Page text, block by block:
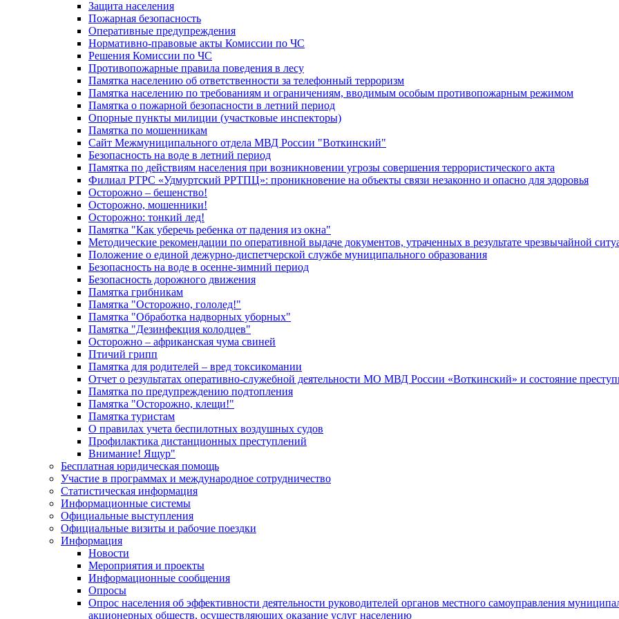
Защита населения
Пожарная безопасность
Оперативные предупреждения
Нормативно-правовые акты Комиссии по ЧС
Решения Комиссии по ЧС
Противопожарные правила поведения в лесу
Памятка населению об ответственности за телефонный терроризм
Памятка населению по требованиям и ограничениям, вводимым особым противопожарным режимом
Памятка о пожарной безопасности в летний период
Опорные пункты милиции (участковые инспекторы)
Памятка по мошенникам
Сайт Межмуниципального отдела МВД России "Воткинский"
Безопасность на воде в летний период
Памятка по действиям населения при возникновении угрозы совершения террористического акта
Филиал РТРС «Удмуртский РРТПЦ»: проникновение на объекты связи незаконно и опасно для здоровья
Осторожно – бешенство!
Осторожно, мошенники!
Осторожно: тонкий лед!
Памятка "Как уберечь ребенка от падения из окна"
Методические рекомендации по оперативной выдаче документов, утраченных в результате чрезвычайной
Положение о единой дежурно-диспетчерской службе муниципального образования
Безопасность на воде в осенне-зимний период
Безопасность дорожного движения
Памятка грибникам
Памятка "Осторожно, гололед!"
Памятка "Обработка надворных уборных"
Памятка "Дезинфекция колодцев"
Осторожно – африканская чума свиней
Птичий грипп
Памятка для родителей – вред токсикомании
Отчет о результатах оперативно-служебной деятельности МО МВД России «Воткинский» и состояние
Памятка по предупреждению подтопления
Памятка "Осторожно, клещи!"
Памятка туристам
О правилах учета беспилотных воздушных судов
Профилактика дистанционных преступлений
Внимание! Ящур"
Бесплатная юридическая помощь
Участие в программах и международное сотрудничество
Статистическая информация
Информационные системы
Официальные выступления
Официальные визиты и рабочие поездки
Информация
Новости
Мероприятия и проекты
Информационные сообщения
Опросы
Опрос населения об эффективности деятельности руководителей органов местного самоуправления
акционерных обществ, осуществляющих оказание услуг населению